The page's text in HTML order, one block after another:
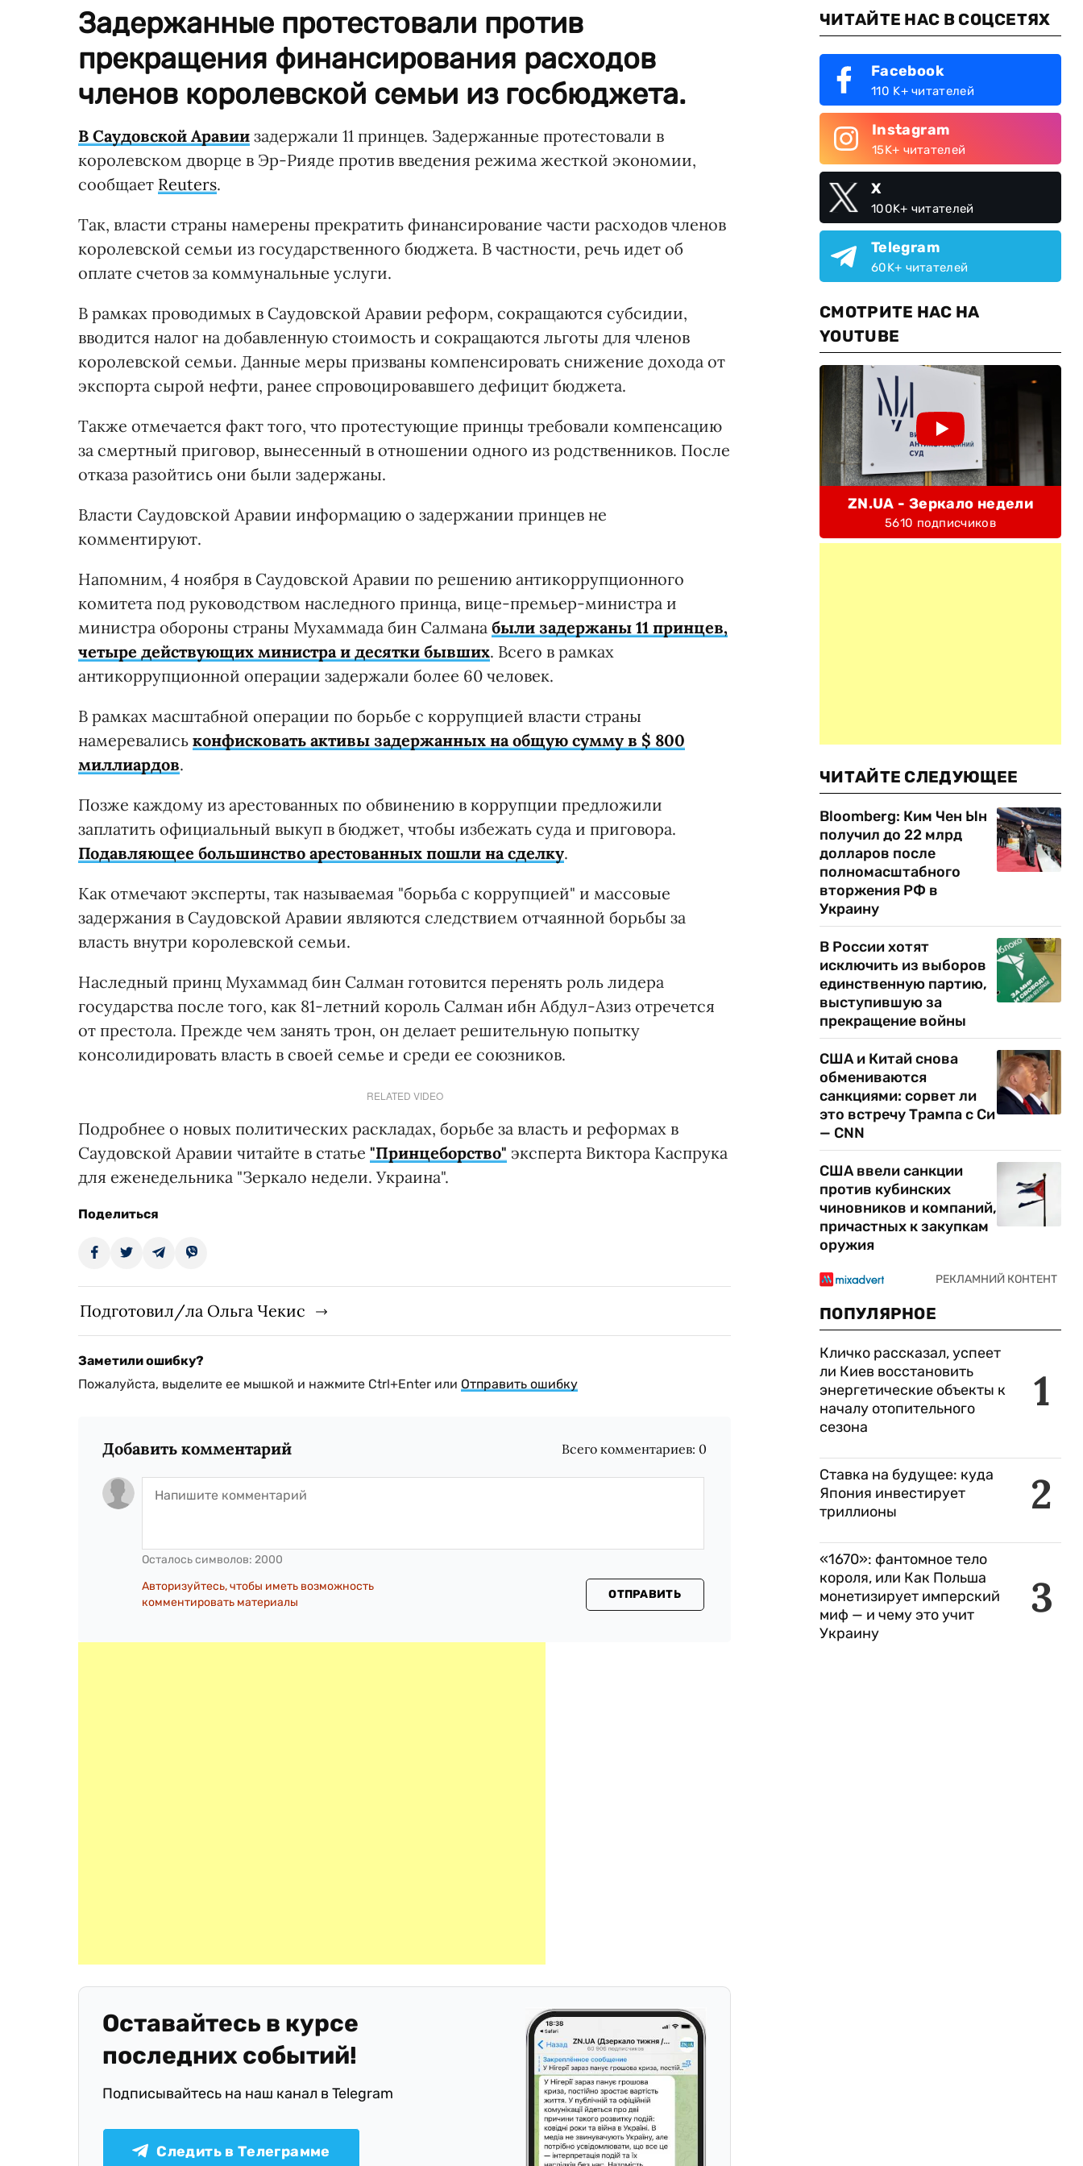
Задержанные протестовали против
прекращения финансирования расходов
членов королевской семьи из госбюджета.
В Саудовской Аравии задержали 11 принцев. Задержанные протестовали в
королевском дворце в Эр-Рияде против введения режима жесткой экономии,
сообщает Reuters.
Так, власти страны намерены прекратить финансирование части расходов членов
королевской семьи из государственного бюджета. В частности, речь идет об
оплате счетов за коммунальные услуги.
В рамках проводимых в Саудовской Аравии реформ, сокращаются субсидии,
вводится налог на добавленную стоимость и сокращаются льготы для членов
королевской семьи. Данные меры призваны компенсировать снижение дохода от
экспорта сырой нефти, ранее спровоцировавшего дефицит бюджета.
Также отмечается факт того, что протестующие принцы требовали компенсацию
за смертный приговор, вынесенный в отношении одного из родственников. После
отказа разойтись они были задержаны.
Власти Саудовской Аравии информацию о задержании принцев не
комментируют.
Напомним, 4 ноября в Саудовской Аравии по решению антикоррупционного
комитета под руководством наследного принца, вице-премьер-министра и
министра обороны страны Мухаммада бин Салмана были задержаны 11 принцев,
четыре действующих министра и десятки бывших. Всего в рамках
антикоррупционной операции задержали более 60 человек.
В рамках масштабной операции по борьбе с коррупцией власти страны
намеревались конфисковать активы задержанных на общую сумму в $ 800
миллиардов.
Позже каждому из арестованных по обвинению в коррупции предложили
заплатить официальный выкуп в бюджет, чтобы избежать суда и приговора.
Подавляющее большинство арестованных пошли на сделку.
Как отмечают эксперты, так называемая "борьба с коррупцией" и массовые
задержания в Саудовской Аравии являются следствием отчаянной борьбы за
власть внутри королевской семьи.
Наследный принц Мухаммад бин Салман готовится перенять роль лидера
государства после того, как 81-летний король Салман ибн Абдул-Азиз отречется
от престола. Прежде чем занять трон, он делает решительную попытку
консолидировать власть в своей семье и среди ее союзников.
RELATED VIDEO
Подробнее о новых политических раскладах, борьбе за власть и реформах в
Саудовской Аравии читайте в статье "Принцеборство" эксперта Виктора Каспрука
для еженедельника "Зеркало недели. Украина".
Поделиться
Подготовил/ла Ольга Чекис
Заметили ошибку?
Пожалуйста, выделите ее мышкой и нажмите Ctrl+Enter или Отправить ошибку
Добавить комментарий Всего комментариев: 0
Осталось символов: 2000
Авторизуйтесь, чтобы иметь возможность
комментировать материалы
ОТПРАВИТЬ
Оставайтесь в курсе
последних событий!
Подписывайтесь на наш канал в Telegram
Следить в Телеграмме
ЧИТАЙТЕ НАС В СОЦСЕТЯХ
Facebook
110 K+ читателей
Instagram
15K+ читателей
X
100K+ читателей
Telegram
60K+ читателей
СМОТРИТЕ НАС НА
YOUTUBE
ZN.UA - Зеркало недели
5610 подписчиков
ЧИТАЙТЕ СЛЕДУЮЩЕЕ
Bloomberg: Ким Чен Ын
получил до 22 млрд
долларов после
полномасштабного
вторжения РФ в
Украину
В России хотят
исключить из выборов
единственную партию,
выступившую за
прекращение войны
США и Китай снова
обмениваются
санкциями: сорвет ли
это встречу Трампа с Си
— CNN
США ввели санкции
против кубинских
чиновников и компаний,
причастных к закупкам
оружия
ПОПУЛЯРНОЕ
1
Кличко рассказал, успеет
ли Киев восстановить
энергетические объекты к
началу отопительного
сезона
2
Ставка на будущее: куда
Япония инвестирует
триллионы
3
«1670»: фантомное тело
короля, или Как Польша
монетизирует имперский
миф — и чему это учит
Украину